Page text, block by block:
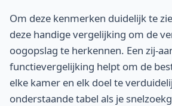
Om deze kenmerken duidelijk te
deze handige vergelijking om de
oogopslag te herkennen. Een zij-
functievergelijking helpt om de
elke kamer en elk doel te
onderstaande tabel als je